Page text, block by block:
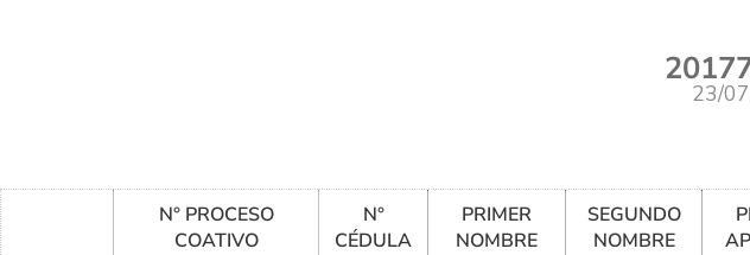
23/
N° PROCESO
COATIVO
N°
CÉDULA
PRIMER
NOMBRE
SEGUNDO
NOMBRE